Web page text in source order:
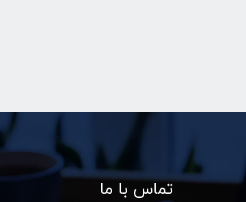
تماس با ما